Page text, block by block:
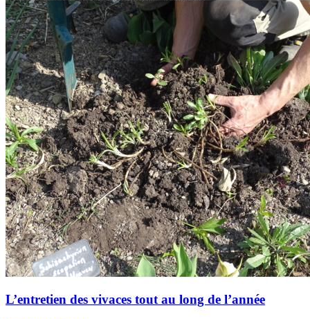
L’entretien des vivaces tout au long de l’année